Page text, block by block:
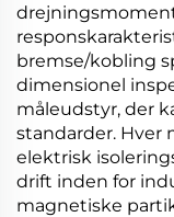
bremse/kobling
dimensionel
måleudstyr, der
standarder. Hver
elektrisk
drift inden for
magnetiske